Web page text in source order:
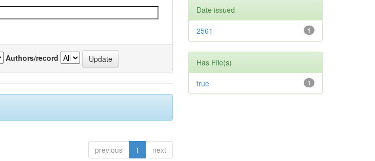
Authors/record
previous 1 next
Date issued
1
2561
Has File(s)
1
true